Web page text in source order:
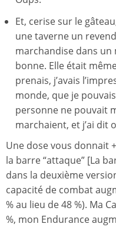
Et, cerise sur le
une taverne un
marchandise dans
bonne. Elle était
prenais, j’avais
monde, que je
personne ne pouvait
marchaient, et j’ai dit
Une dose vous donnait
la barre “attaque” [La
dans la deuxième
capacité de combat
% au lieu de 48 %). Ma
%, mon Endurance